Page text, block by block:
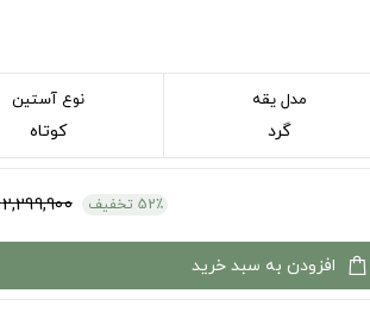
مدل یقه
گرد
نوع آستین
کوتاه
52٪ تخفیف 2,299,900 تومان
افزودن به سبد خرید